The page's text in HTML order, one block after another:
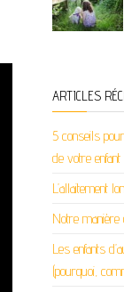
ARTICLES
5 conseils
de votre
L’allaitement
Notre manière
Les enfants
(pourquoi,